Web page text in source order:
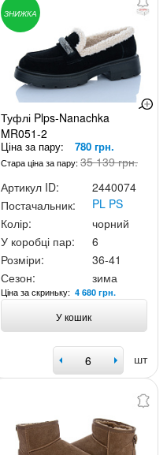
ЗНИЖКА
Туфлі Plps-Nanachka
MR051-2
Ціна за пару: 780 грн.
Стара ціна за пару:35 139 грн.
Артикул ID:
2440074
Постачальник:
PL PS
Колір:
чорний
У коробці пар:
6
Розміри:
36-41
Сезон:
зима
Ціна за скриньку:4 680 грн.
У кошик
шт